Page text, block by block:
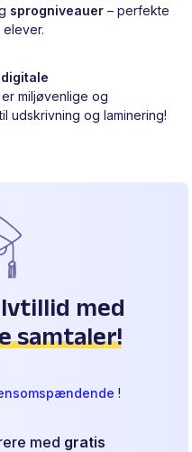
sprogniveauer – perfekte
digitale
er miljøvenlige og
udskrivning og laminering!
med
samtaler!
!
med gratis